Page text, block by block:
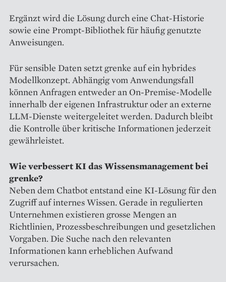
Ergänzt wird die Lösung durch eine Chat-Historie
sowie eine Prompt-Bibliothek für häufig genutzte
Anweisungen.
Für sensible Daten setzt grenke auf ein hybrides
Modellkonzept. Abhängig vom Anwendungsfall
können Anfragen entweder an On-Premise-Modelle
innerhalb der eigenen Infrastruktur oder an externe
LLM-Dienste weitergeleitet werden. Dadurch bleibt
die Kontrolle über kritische Informationen jederzeit
gewährleistet.
Wie verbessert KI das Wissensmanagement bei
grenke?
Neben dem Chatbot entstand eine KI-Lösung für den
Zugriff auf internes Wissen. Gerade in regulierten
Unternehmen existieren grosse Mengen an
Richtlinien, Prozessbeschreibungen und gesetzlichen
Vorgaben. Die Suche nach den relevanten
Informationen kann erheblichen Aufwand
verursachen.